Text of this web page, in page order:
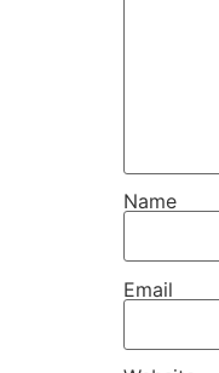
Name
Email